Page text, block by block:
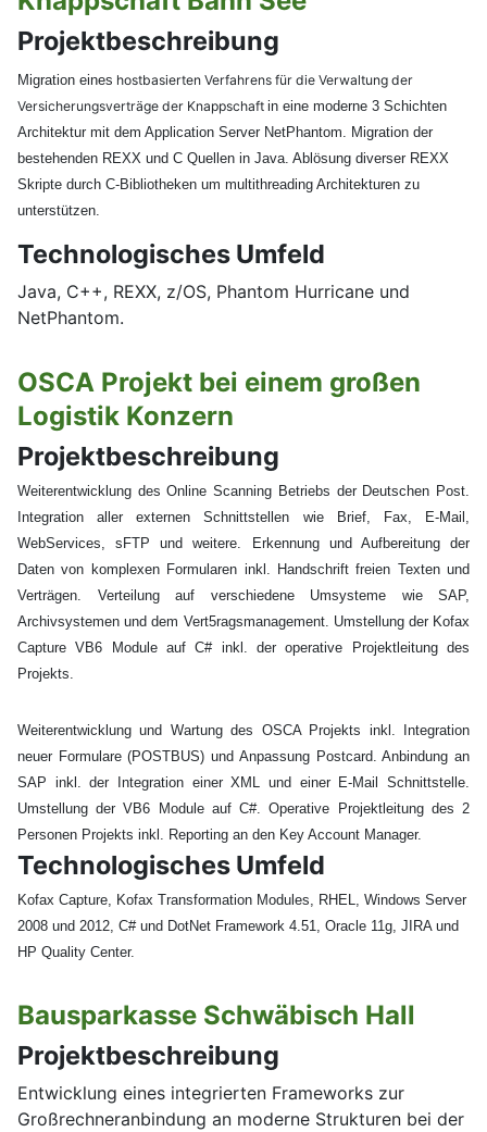
Projektbeschreibung
Migration eines hostbasierten Verfahrens für die Verwaltung der
Versicherungsverträge der Knappschaft in eine moderne 3 Schichten
Architektur mit dem Application Server NetPhantom. Migration der
bestehenden REXX und C Quellen in Java. Ablösung diverser REXX
Skripte durch C-Bibliotheken um multithreading Architekturen zu
unterstützen.
Technologisches Umfeld
Java, C++, REXX, z/OS, Phantom Hurricane und
NetPhantom.
OSCA Projekt bei einem großen
Logistik Konzern
Projektbeschreibung
Weiterentwicklung des Online Scanning Betriebs der Deutschen Post.
Integration aller externen Schnittstellen wie Brief, Fax, E-Mail,
WebServices, sFTP und weitere. Erkennung und Aufbereitung der
Daten von komplexen Formularen inkl. Handschrift freien Texten und
Verträgen. Verteilung auf verschiedene Umsysteme wie SAP,
Archivsystemen und dem Vert5ragsmanagement. Umstellung der Kofax
Capture VB6 Module auf C# inkl. der operative Projektleitung des
Projekts.
Weiterentwicklung und Wartung des OSCA Projekts inkl. Integration
neuer Formulare (POSTBUS) und Anpassung Postcard. Anbindung an
SAP inkl. der Integration einer XML und einer E-Mail Schnittstelle.
Umstellung der VB6 Module auf C#. Operative Projektleitung des 2
Personen Projekts inkl. Reporting an den Key Account Manager.
Technologisches Umfeld
Kofax Capture, Kofax Transformation Modules, RHEL, Windows Server
2008 und 2012, C# und DotNet Framework 4.51, Oracle 11g, JIRA und
HP Quality Center.
Bausparkasse Schwäbisch Hall
Projektbeschreibung
Entwicklung eines integrierten Frameworks zur
Großrechneranbindung an moderne Strukturen bei der